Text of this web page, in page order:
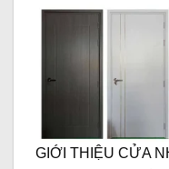
GIỚI THIỆU CỬA